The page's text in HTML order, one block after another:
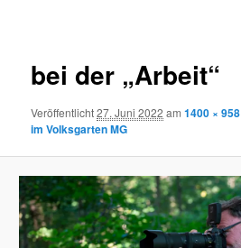
bei der „Arbeit“
Veröffentlicht27. Juni 2022 am1400 × 958
im Volksgarten MG